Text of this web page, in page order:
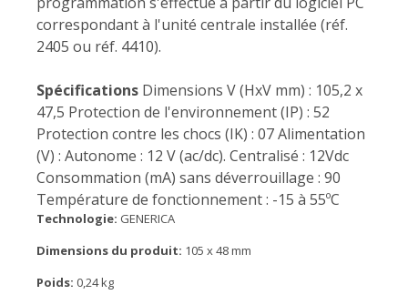
correspondant à l'unité centrale installée (réf.
2405 ou réf. 4410).
Spécifications Dimensions V (HxV mm) : 105,2 x
47,5 Protection de l'environnement (IP) : 52
Protection contre les chocs (IK) : 07 Alimentation
(V) : Autonome : 12 V (ac/dc). Centralisé : 12Vdc
Consommation (mA) sans déverrouillage : 90
Température de fonctionnement : -15 à 55ºC
Technologie: GENERICA
Dimensions du produit: 105 x 48 mm
Poids: 0,24 kg